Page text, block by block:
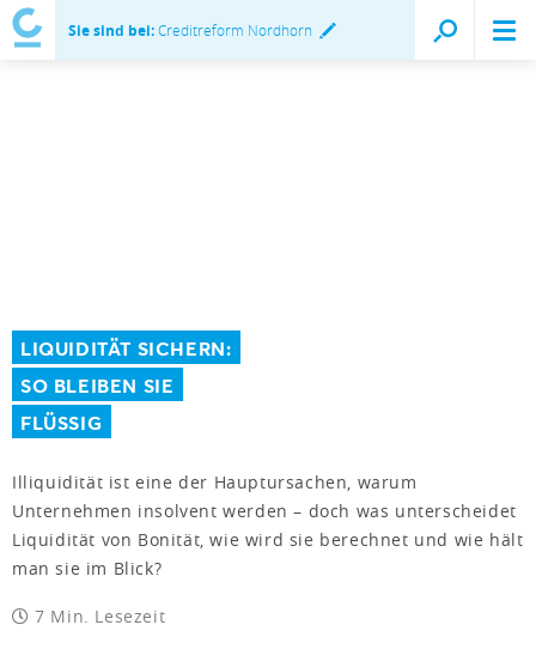
Sie sind bei:Creditreform Nordhorn
LIQUIDITÄT SICHERN:
SO BLEIBEN SIE
FLÜSSIG
Illiquidität ist eine der Hauptursachen, warum
Unternehmen insolvent werden – doch was unterscheidet
Liquidität von Bonität, wie wird sie berechnet und wie hält
man sie im Blick?
7 Min. Lesezeit